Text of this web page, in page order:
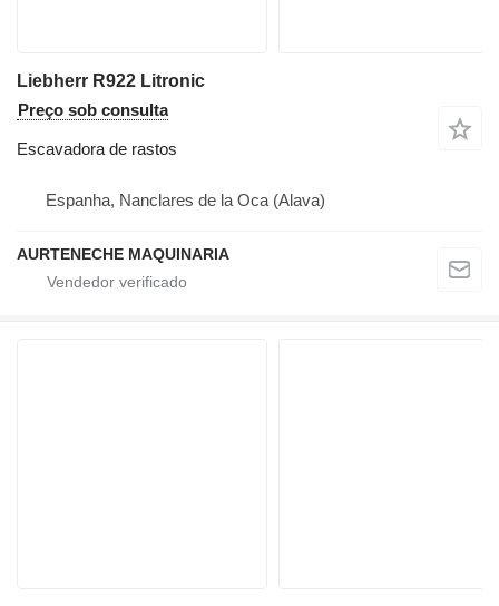
Liebherr R922 Litronic
Preço sob consulta
Escavadora de rastos
Espanha, Nanclares de la Oca (Alava)
AURTENECHE MAQUINARIA